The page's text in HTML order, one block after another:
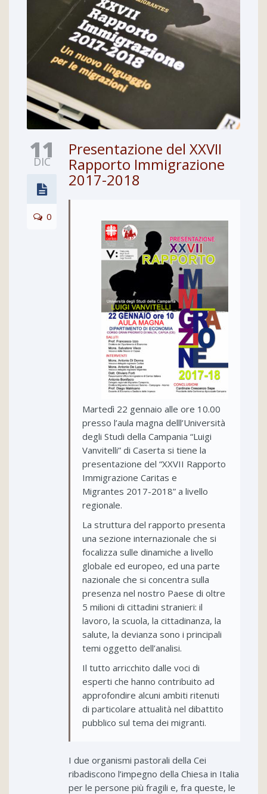
11
DIC
0
Presentazione del XXVII
Rapporto Immigrazione
2017-2018
Martedì 22 gennaio alle ore 10.00
presso l’aula magna delll’Università
degli Studi della Campania “Luigi
Vanvitelli” di Caserta si tiene la
presentazione del “XXVII Rapporto
Immigrazione Caritas e
Migrantes 2017-2018” a livello
regionale.
La struttura del rapporto presenta
una sezione internazionale che si
focalizza sulle dinamiche a livello
globale ed europeo, ed una parte
nazionale che si concentra sulla
presenza nel nostro Paese di oltre
5 milioni di cittadini stranieri: il
lavoro, la scuola, la cittadinanza, la
salute, la devianza sono i principali
temi oggetto dell’analisi.
Il tutto arricchito dalle voci di
esperti che hanno contribuito ad
approfondire alcuni ambiti ritenuti
di particolare attualità nel dibattito
pubblico sul tema dei migranti.
I due organismi pastorali della Cei
ribadiscono l’impegno della Chiesa in Italia
per le persone più fragili e, fra queste, le